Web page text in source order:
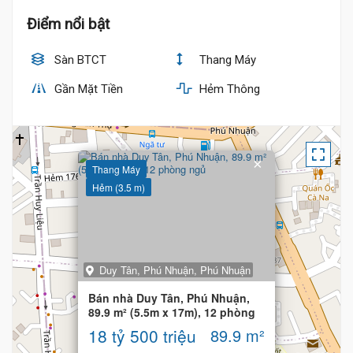
Điểm nổi bật
Sàn BTCT Thang Máy
Gần Mặt Tiền Hẻm Thông
18 Tỷ
19 Tỷ
Thang Máy
Hẻm (3.5 m)
Duy Tân, Phú Nhuận, Phú Nhuận
Bán nhà Duy Tân, Phú Nhuận,
89.9 m² (5.5m x 17m), 12 phòng
18 tỷ 500 triệu 89.9 m²
×